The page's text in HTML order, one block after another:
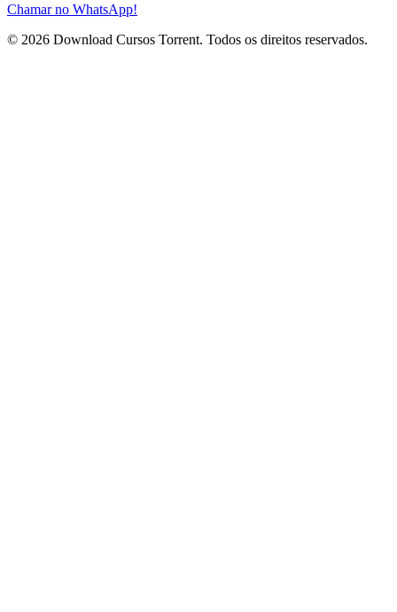
Chamar no WhatsApp!
© 2026 Download Cursos Torrent. Todos os direitos reservados.